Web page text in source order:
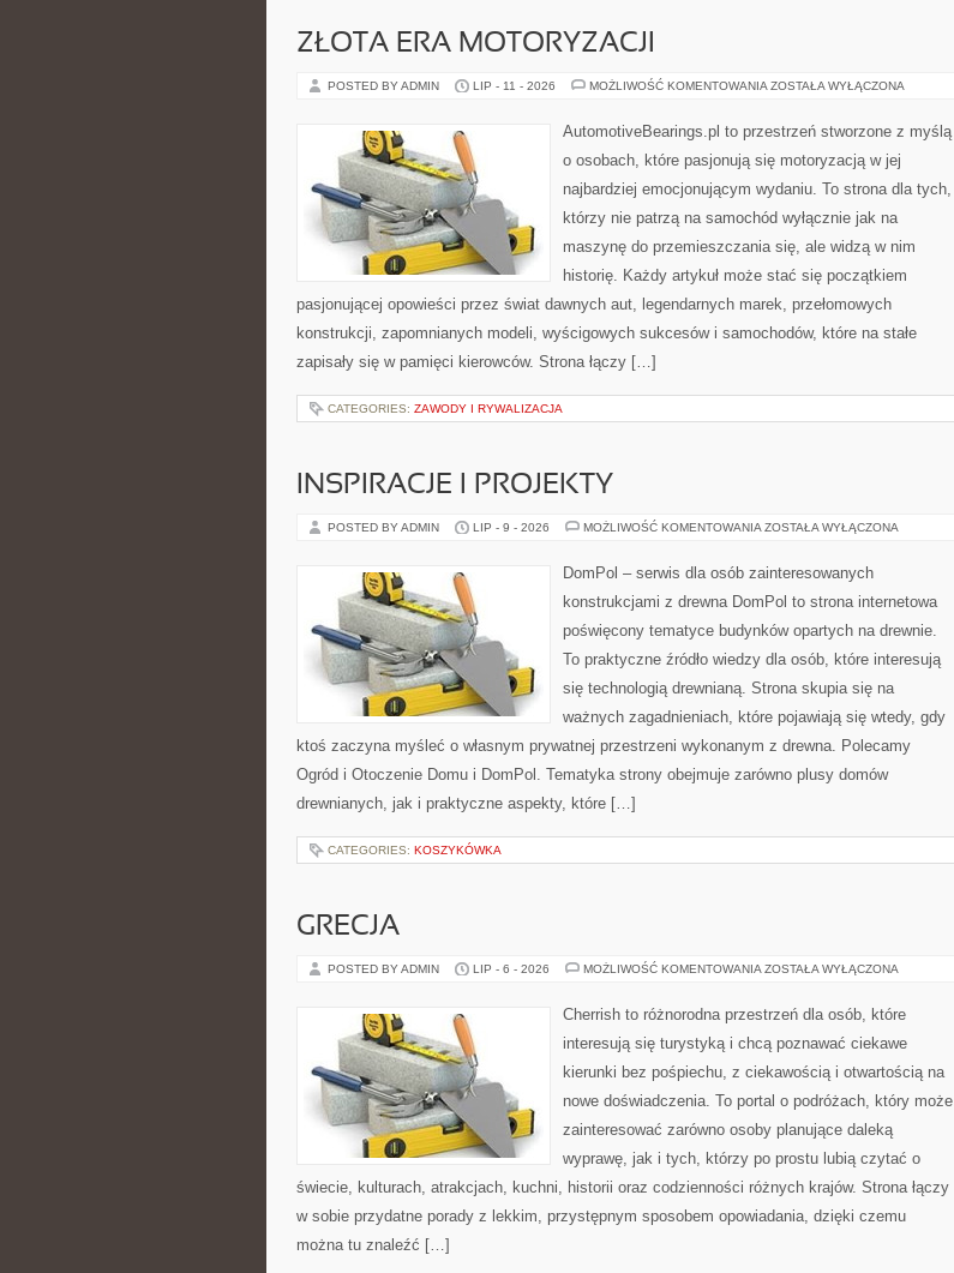
ZŁOTA ERA MOTORYZACJI
POSTED BY ADMIN LIP - 11 - 2026 MOŻLIWOŚĆ KOMENTOWANIA ZŁOTA
ZOSTAŁA WYŁĄCZONA
AutomotiveBearings.pl to przestrzeń stworzone z myślą
o osobach, które pasjonują się motoryzacją w jej
najbardziej emocjonującym wydaniu. To strona dla tych,
którzy nie patrzą na samochód wyłącznie jak na
maszynę do przemieszczania się, ale widzą w nim
historię. Każdy artykuł może stać się początkiem
pasjonującej opowieści przez świat dawnych aut, legendarnych marek, przełomowych
konstrukcji, zapomnianych modeli, wyścigowych sukcesów i samochodów, które na stałe
zapisały się w pamięci kierowców. Strona łączy […]
CATEGORIES: ZAWODY I RYWALIZACJA
INSPIRACJE I PROJEKTY
POSTED BY ADMIN LIP - 9 - 2026 MOŻLIWOŚĆ KOMENTOWANIA INSPIRACJE
ZOSTAŁA WYŁĄCZONA
DomPol – serwis dla osób zainteresowanych
konstrukcjami z drewna DomPol to strona internetowa
poświęcony tematyce budynków opartych na drewnie.
To praktyczne źródło wiedzy dla osób, które interesują
się technologią drewnianą. Strona skupia się na
ważnych zagadnieniach, które pojawiają się wtedy, gdy
ktoś zaczyna myśleć o własnym prywatnej przestrzeni wykonanym z drewna. Polecamy
Ogród i Otoczenie Domu i DomPol. Tematyka strony obejmuje zarówno plusy domów
drewnianych, jak i praktyczne aspekty, które […]
CATEGORIES: KOSZYKÓWKA
GRECJA
POSTED BY ADMIN LIP - 6 - 2026 MOŻLIWOŚĆ KOMENTOWANIA GRECJA
ZOSTAŁA WYŁĄCZONA
Cherrish to różnorodna przestrzeń dla osób, które
interesują się turystyką i chcą poznawać ciekawe
kierunki bez pośpiechu, z ciekawością i otwartością na
nowe doświadczenia. To portal o podróżach, który może
zainteresować zarówno osoby planujące daleką
wyprawę, jak i tych, którzy po prostu lubią czytać o
świecie, kulturach, atrakcjach, kuchni, historii oraz codzienności różnych krajów. Strona łączy
w sobie przydatne porady z lekkim, przystępnym sposobem opowiadania, dzięki czemu
można tu znaleźć […]